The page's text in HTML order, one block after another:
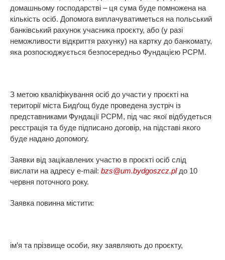
домашньому господарстві – ця сума буде помножена на
кількість осіб. Допомога виплачуватиметься на польський
банківський рахунок учасника проєкту, або (у разі
неможливости відкриття рахунку) на картку до банкомату,
яка розпосюджується безпосередньо Фундацією PCPM.
З метою кваліфікування осіб до участи у проєкті на
території міста Бидґощ буде проведена зустріч із
представниками Фундації PCPM, під час якої відбудеться
реєстрація та буде підписано договір, на підставі якого
буде надано допомогу.
Заявки від зацікавлених участю в проєкті осіб слід
вислати на адресу e-mail: bzs@um.bydgoszcz.plдо 10
червня поточного року.
Заявка повинна містити:
ім’я та прізвище особи, яку заявляють до проєкту,